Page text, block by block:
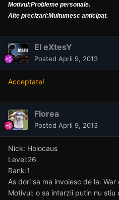
Motivul:Probleme personale.
Alte precizari:Multumesc anticipat.
El eXtesY
Posted April 9, 2013
Acceptate!
Florea
Posted April 9, 2013
Nick: Holocaus
Level:26
Rank:1
As dori sa ma invoiesc de la: War
Motivul: o sa intarzii putin nu stiu